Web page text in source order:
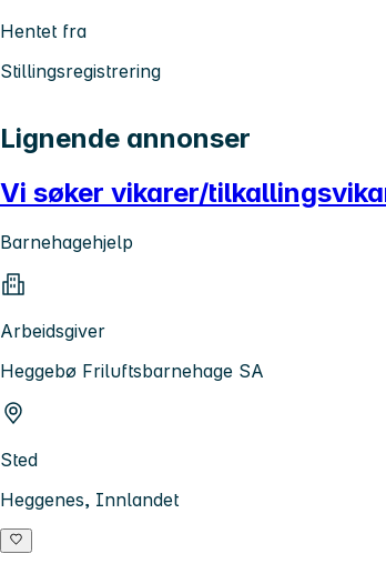
Hentet fra
Stillingsregistrering
Lignende annonser
Vi søker vikarer/
Barnehagehjelp
Arbeidsgiver
Heggebø Friluftsbarnehage SA
Sted
Heggenes, Innlandet